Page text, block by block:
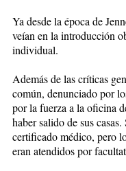
Ya desde la época de
veían en la introducción
individual.
Además de las críticas
común, denunciado por
por la fuerza a la oficina
haber salido de sus
certificado médico, pero
eran atendidos por